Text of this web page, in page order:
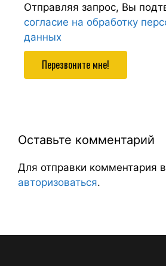
Отправляя запрос, Вы
согласие на обработку
данных
Перезвоните мне!
Оставьте комментарий
Для отправки комментария
авторизоваться.